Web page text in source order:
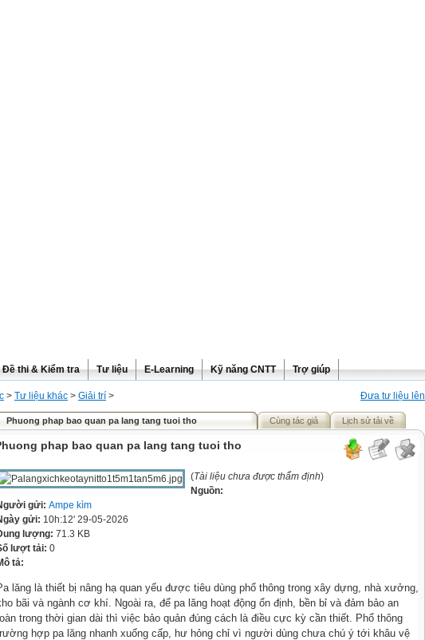
Đề thi & Kiểm tra Tư liệu E-Learning Kỹ năng CNTT Trợ giúp
Đưa tư liệu lên
> Tư liệu khác > Giải trí >
Phuong phap bao quan pa lang tang tuoi tho Cùng tác giả Lịch sử tải về
phap bao quan pa lang tang tuoi tho
(Tài liệu chưa được thẩm định)
Nguồn:
gửi: Ampe kìm
gửi: 10h:12' 29-05-2026
lượng: 71.3 KB
lượt tải: 0
tả:
lăng là thiết bị nâng hạ quan yếu được tiêu dùng phổ thông trong xây dựng, nhà xưởng,
bãi và ngành cơ khí. Ngoài ra, để pa lăng hoạt động ổn định, bền bỉ và đảm bảo an
trong thời gian dài thì việc bảo quản đúng cách là điều cực kỳ cần thiết. Phổ thông
hợp pa lăng nhanh xuống cấp, hư hỏng chỉ vì người dùng chưa chú ý tới khâu vệ